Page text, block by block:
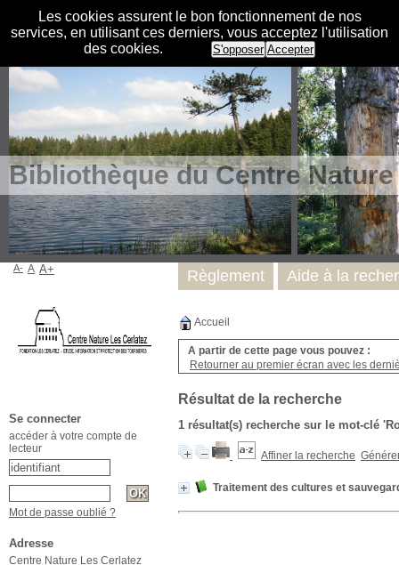
Les cookies assurent le bon fonctionnement de nos
services, en utilisant ces derniers, vous acceptez l'utilisation
des cookies.
S'opposer Accepter
Bibliothèque du Centre
Accueil
A partir de cette page vous pouvez :
Retourner au premier écran avec les
Résultat de la recherche
1 résultat(s) recherche sur le mot-clé
Affiner la recherche
Traitement des cultures et
Règlement Aide à la
A- A A+
Se connecter
accéder à votre compte de
lecteur
Mot de passe oublié ?
Adresse
Centre Nature Les Cerlatez